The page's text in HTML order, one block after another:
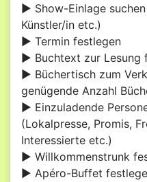
► Show-Einlage
Künstler/in etc.)
► Termin festlegen
► Buchtext zur Lesung
► Büchertisch zum
genügende Anzahl
► Einzuladende
(Lokalpresse, Promis,
Interessierte etc.)
► Willkommenstrunk
► Apéro-Buffet